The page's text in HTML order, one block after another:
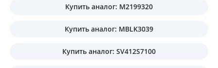
Купить аналог: M2199320
Купить аналог: MBLK3039
Купить аналог: SV412S7100